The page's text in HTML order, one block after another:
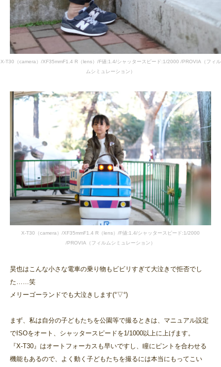
X-T30（camera）/XF35mmF1.4 R（lens）/F値:1.4/シャッタースピード:1/2000 /PROVIA（フィル
ムシミュレーション）
X-T30（camera）/XF35mmF1.4 R（lens）/F値:1.4/シャッタースピード:1/2000
/PROVIA（フィルムシミュレーション）
昊也はこんな小さな電車の乗り物もビビリすぎて大泣きで拒否でし
た……笑
メリーゴーランドでも大泣きします(°▽°)
まず、私は自分の子どもたちを公園等で撮るときは、マニュアル設定
でISOをオート、シャッタースピードを1/1000以上に上げます。
『X-T30』はオートフォーカスも早いですし、瞳にピントを合わせる
機能もあるので、よく動く子どもたちを撮るには本当にもってこい